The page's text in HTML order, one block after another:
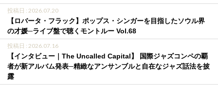
投稿日 : 2026.07.20
【ロバータ・フラック】ポップス・シンガーを目指したソウル界
の才媛─ライブ盤で聴くモントルー Vol.68
投稿日 : 2026.07.16
【インタビュー｜The Uncalled Capital】 国際ジャズコンペの覇
者が新アルバム発表─精緻なアンサンブルと自在なジャズ話法を披
露